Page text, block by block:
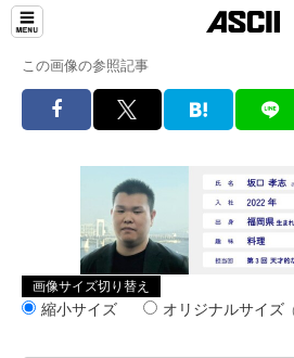
この画像の参照記事
画像サイズ切り替え
縮小サイズ オリジナルサイズ